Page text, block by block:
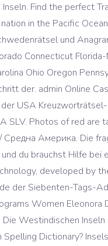
Find the perfect
in the Pacific
und
Connecticut
Ohio Oregon
der. admin Online
USA
SLV. Photos of red
Америка. Die
du brauchst Hilfe
developed by
der Siebenten-Tags-
Women Eleonora
Westindischen
Dictionary?